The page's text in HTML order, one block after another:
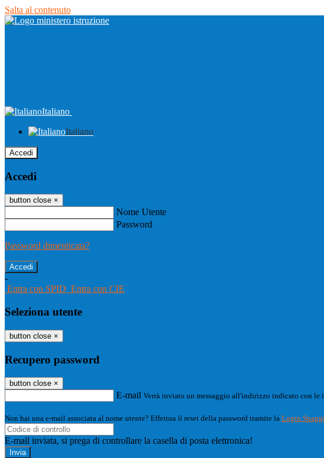
Salta al contenuto
Italiano
Italiano
Accedi
Accedi
button close ×
Nome Utente
Password
Password dimenticata?
-
Entra con SPID Entra con CIE
Seleziona utente
button close ×
Recupero password
button close ×
E-mail Verrà inviato un messaggio all'indirizzo indicato con le
Non hai una e-mail associata al nome utente? Effettua il reset della password tramite la Login
E-mail inviata, si prega di controllare la casella di posta elettronica!